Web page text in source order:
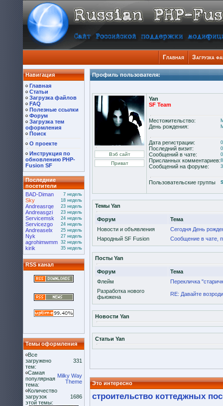
Главная Загрузка
Навигация
Главная
Статьи
Загрузка файлов
FAQ
Полезные ссылки
Форум
Загрузка тем
оформления
Поиск
О проекте
Инструкция по
обновлению PHP-
Fusion SF
Последние
посетители
BAD-Diman
7 недель
Sky 18 недель
Andreasrqe 23 недель
Andreasgzi 23 недель
Servicemsk 24 недель
Servicezgo 24 недель
Andreaselx 25 недель
Nyk 27 недель
agrohimwmm 32 недель
kirik 35 недель
RSS канал
Темы оформления
Все
загружено
тем:
331
Самая
популярная
тема:
Milky Way
Theme
Количество
загрузок
этой темы:
1686
Профиль пользователя:
Yan
SF Team
Местожительство:
День рождения:
Дата регистрации:
Последний визит:
Сообщений в чате: 0
Присланных комментариев:8
Сообщений на форуме:
Пользовательские группы
Темы Yan
Форум
Тема
Новости и объявления
Сегодня День
Народный SF Fusion
Сообщение в чате,
Посты Yan
Форум
Тема
Флейм
Перекличка
Разработка нового
фьюжена
RE: Давайте
Новости Yan
Статьи Yan
Это интересно
строительство коттеджных